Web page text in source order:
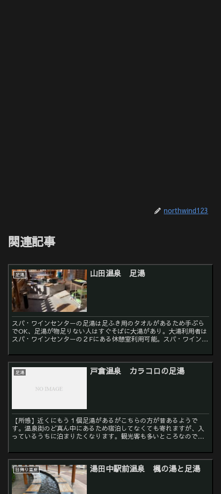
northwind123
関連記事
足湯 山田温泉 足湯
スパ・ワインセンターの足湯は足ふき用のタオルがあるため手ぶら
でOK、足湯が物足りない人はすぐそばに大湯があり。大湯利用者は
スパ・ワインセンターの２Fにある休憩室利用可能。スパ・ワインセ
足湯 戸倉温泉 カラコロの足湯
【所感】近くにもう１個足湯があるがこちらの方が昔あるようで
す。温泉街のど真ん中にあるため宿泊してなくても寄れますが、入
っているうちに泊まりたくなります。観光客も多いところなので夕
【場...
日帰り温泉 湯田中駅前温泉 楓の湯と足湯